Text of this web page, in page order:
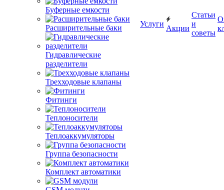
Буферные емкости
Расширительные баки
Гидравлические
разделители
Трехходовые клапаны
Фитинги
Теплоносители
Теплоаккумуляторы
Группа безопасности
Комплект автоматики
Услуги
Акции
Статьи
и
советы